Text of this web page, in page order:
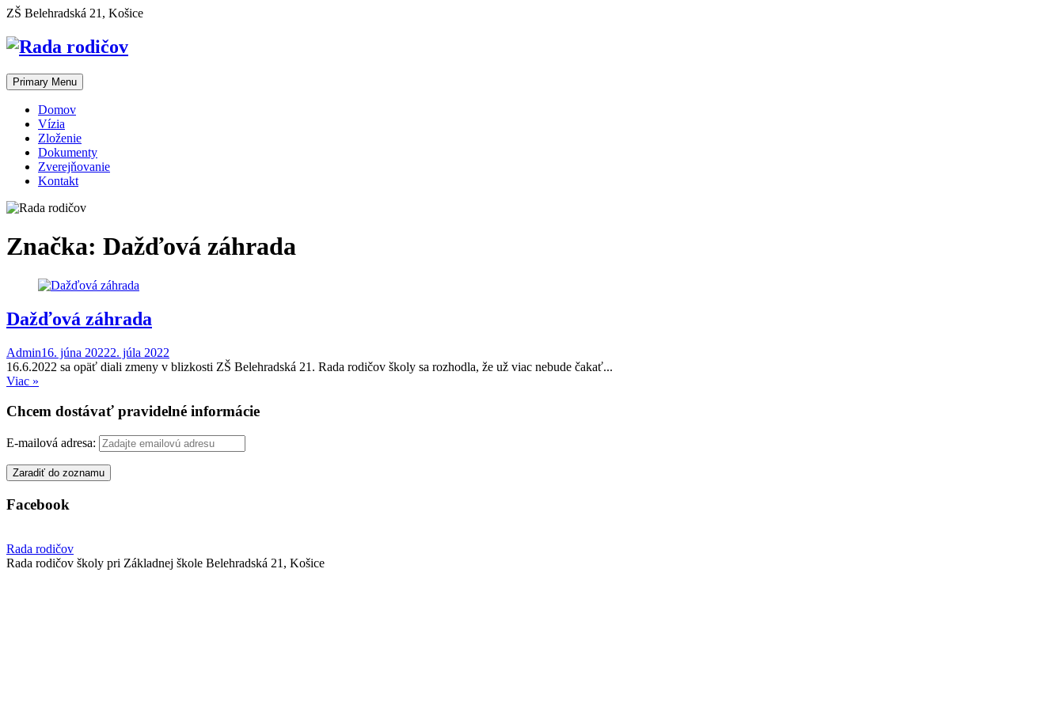
Skip
content
ZŠ Belehradská 21, Košice
Primary Menu
Domov
Vízia
Zloženie
Dokumenty
Zverejňovanie
Kontakt
Značka: Dažďová záhrada
Dažďová záhrada
Admin16. júna 20222. júla 2022
16.6.2022 sa opäť diali zmeny v blizkosti ZŠ Belehradská 21. Rada rodičov školy sa rozhodla, že už viac nebude čakať...
Viac »
Chcem dostávať pravidelné informácie
E-mailová adresa:
Facebook
Rada rodičov
Rada rodičov školy pri Základnej škole Belehradská 21, Košice